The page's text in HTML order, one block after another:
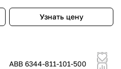
Узнать цену
ABB 6344-811-101-500